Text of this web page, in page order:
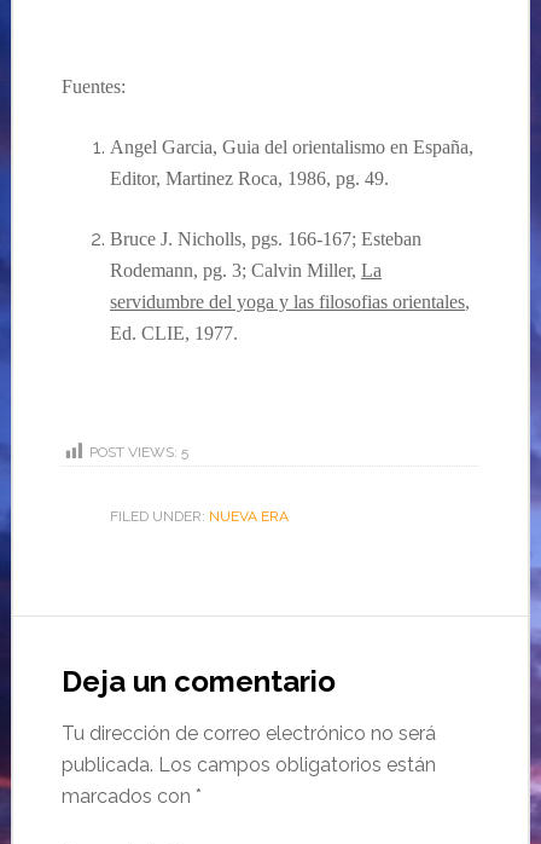
Fuentes:
Angel Garcia, Guia del orientalismo en España,
Editor, Martinez Roca, 1986, pg. 49.
Bruce J. Nicholls, pgs. 166-167; Esteban
Rodemann, pg. 3; Calvin Miller, La
servidumbre del yoga y las filosofias orientales,
Ed. CLIE, 1977.
POST VIEWS: 5
FILED UNDER: NUEVA ERA
Deja un comentario
Tu dirección de correo electrónico no será
publicada. Los campos obligatorios están
marcados con *